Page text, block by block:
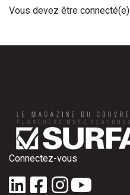
Vous devez être connecté(e)
Connectez-vous